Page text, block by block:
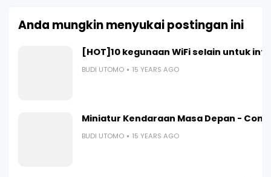
Anda mungkin menyukai postingan ini
[HOT]10 kegunaan WiFi selain untuk
BUDI UTOMO 15 YEARS AGO
Miniatur Kendaraan Masa Depan -
BUDI UTOMO 15 YEARS AGO